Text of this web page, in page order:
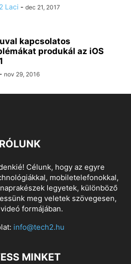
Laci - dec 21, 2017
kapcsolatos
produkál az iOS
- nov 29, 2016
RÓLUNK
Célunk, hogy az egyre
mobiletelefonokkal,
legyetek, különböző
meg veletek szövegesen,
formájában.
info@tech2.hu
MINKET